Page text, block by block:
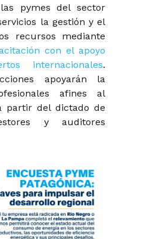
pymes del sector
la gestión y el
recursos mediante
con el apoyo
internacionales.
apoyarán la
afines al
partir del dictado de
y auditores